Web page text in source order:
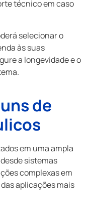
técnico em caso
selecionar o
às suas
a longevidade e o
de
em uma ampla
sistemas
complexas em
aplicações mais